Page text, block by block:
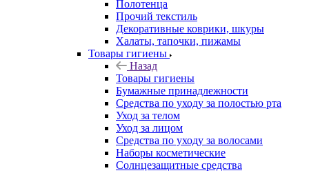
Полотенца
Прочий текстиль
Декоративные коврики, шкуры
Халаты, тапочки, пижамы
Товары гигиены
Назад
Товары гигиены
Бумажные принадлежности
Средства по уходу за полостью рта
Уход за телом
Уход за лицом
Средства по уходу за волосами
Наборы косметические
Солнцезащитные средства